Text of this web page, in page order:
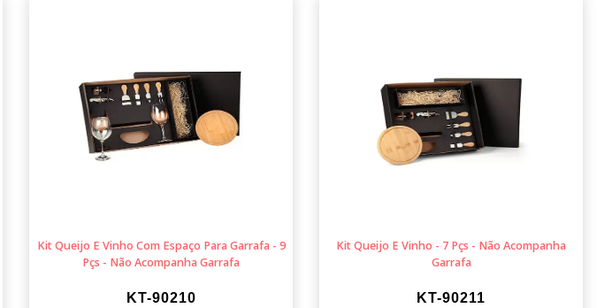
Kit Queijo E Vinho Com Espaço Para Garrafa - 9
Pçs - Não Acompanha Garrafa
KT-90210
Kit Queijo E Vinho - 7 Pçs - Não Acompanha
Garrafa
KT-90211